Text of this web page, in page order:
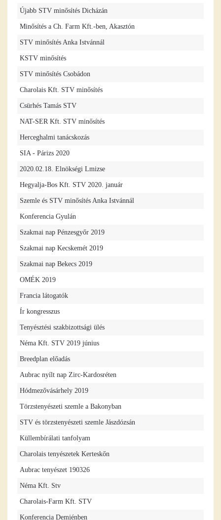
Újabb STV minősítés Dicházán
Minősítés a Ch. Farm Kft.-ben, Akasztón
STV minősítés Anka Istvánnál
KSTV minősítés
STV minősítés Csobádon
Charolais Kft. STV minősítés
Csürhés Tamás STV
NAT-SER Kft. STV minősítés
Herceghalmi tanácskozás
SIA - Párizs 2020
2020.02.18. Elnökségi Lmizse
Hegyalja-Bos Kft. STV 2020. január
Szemle és STV minősítés Anka Istvánnál
Konferencia Gyulán
Szakmai nap Pénzesgyőr 2019
Szakmai nap Kecskemét 2019
Szakmai nap Bekecs 2019
OMÉK 2019
Francia látogatók
Ír kongresszus
Tenyésztési szakbizottsági ülés
Néma Kft. STV 2019 június
Breedplan előadás
Aubrac nyílt nap Zirc-Kardosréten
Hódmezővásárhely 2019
Törzstenyészeti szemle a Bakonyban
STV és törzstenyészeti szemle Jászdózsán
Küllembírálati tanfolyam
Charolais tenyészetek Kerteskőn
Aubrac tenyészet 190326
Néma Kft. Stv
Charolais-Farm Kft. STV
Konferencia Demjénben